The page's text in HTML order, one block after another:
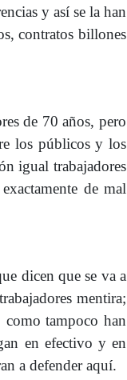
y así se la han
contratos billones
de 70 años, pero
los públicos y los
igual trabajadores
de mal
dicen que se va a
mentira;
como tampoco han
en efectivo y en
a defender aquí.